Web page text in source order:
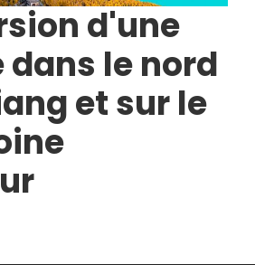
d'une
dans le nord
et sur le